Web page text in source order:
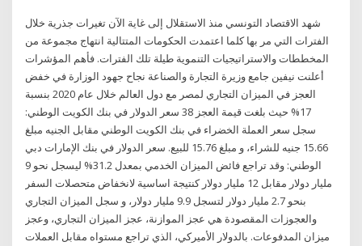
شهد الاقتصاد التونسي منذ الاستقلال إلى غاية الآن تغيرات جذرية خلال
الفترات التي مر بها كلما اعتمدت الحكومات المتتالية انتهاج مجموعة من
المخططات والاستراتيجيات التنموية طيلة تلك الفترات. فأهم المؤشرات
أعلنت نيفين جامع وزيرة التجارة والصناعة نجاح جهود الوزارة في خفض
العجز في الميزان التجاري لمصر مع دول العالم خلال عام 2020 بنسبة
17% حيث بلغت قيمة العجز 38 سعر الدولار في بنك الكويت الوطني:
سجل سعر العملة الخضراء في بنك الكويت الوطني مقابل الجنيه مبلغ
15.66 جنيه للشراء، و مبلغ 15.76 للبيع. سعر الدولار في بنك الإمارات دبي
الوطني: وقد تراجع فائض الميزان الخدمي بمعدل 31.2% ليسجل نحو 9
مليار دولار مقابل 12 مليار دولار كنتيجة اساسية لانخفاض متحصلات السفر
بنحو 2.7 مليار دولار لتسجل 9.9 مليار دولار، و سجل الميزان التجاري
والعجوزات المقصودة هي عجز الموازنة، عجز الميزان التجاري، وعجز
ميزان المدفوعات. بالدولار الأميركي، الذي تراجع مستواه مقابل العملات